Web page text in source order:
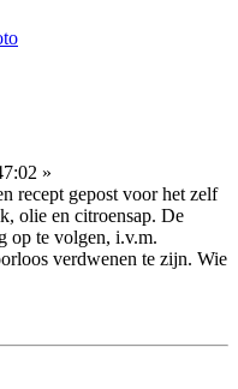
»
recept gepost voor het zelf
olie en citroensap. De
op te volgen, i.v.m.
verdwenen te zijn. Wie